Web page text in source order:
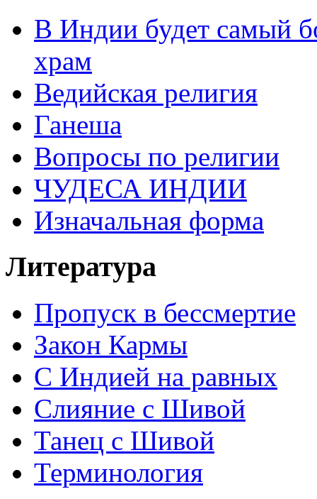
В Индии будет самый
храм
Ведийская религия
Ганеша
Вопросы по религии
ЧУДЕСА ИНДИИ
Изначальная форма
Литература
Пропуск в бессмертие
Закон Кармы
С Индией на равных
Слияние с Шивой
Танец с Шивой
Терминология